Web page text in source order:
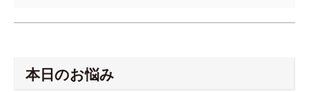
本日のお悩み